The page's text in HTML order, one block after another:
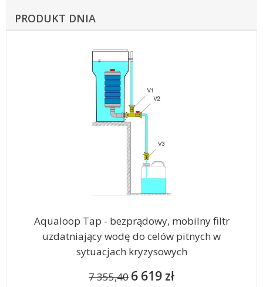
PRODUKT DNIA
Aqualoop Tap - bezprądowy, mobilny filtr
uzdatniający wodę do celów pitnych w
sytuacjach kryzysowych
7 355,40 6 619 zł